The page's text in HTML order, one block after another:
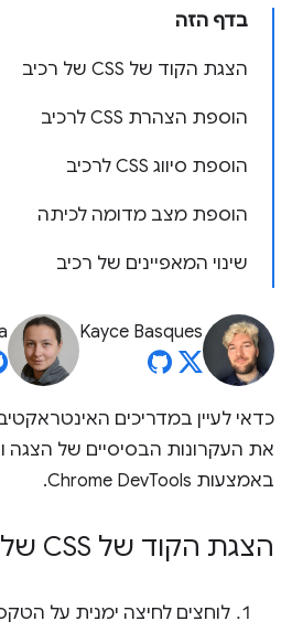
בדף הזה
הצגת הקוד של CSS של רכיב
הוספת הצהרת CSS לרכיב
הוספת סיווג CSS לרכיב
הוספת מצב מדומה לכיתה
שינוי המאפיינים של רכיב
Kayce Basques
כדאי לעיין במדריכים
באמצעות Chrome DevTools.
הצגת הקוד של CSS של רכיב
לוחצים לחיצה ימנית על